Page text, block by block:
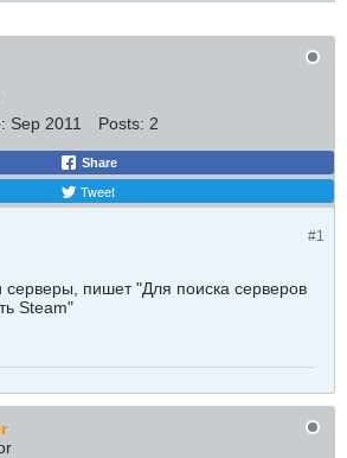
Sep 2011 Posts: 2
Share
Tweet
#1
серверы, пишет "Для поиска серверов
Steam"